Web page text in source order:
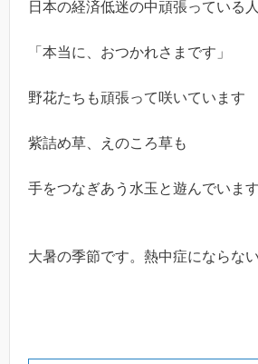
日本の経済低迷の中頑張っている
「本当に、おつかれさまです」
野花たちも頑張って咲いています
紫詰め草、えのころ草も
手をつなぎあう水玉と遊んでいます
大暑の季節です。熱中症にならな